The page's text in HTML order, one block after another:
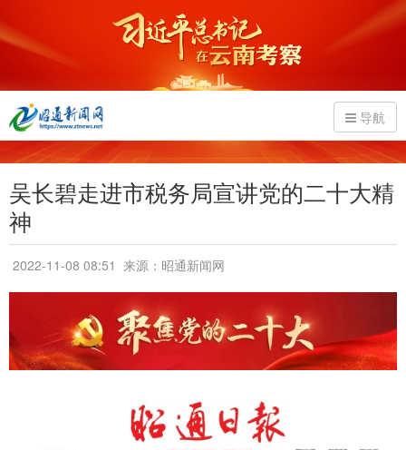
导航
吴长碧走进市税务局宣讲党的二十大精
神
2022-11-08 08:51 来源：昭通新闻网